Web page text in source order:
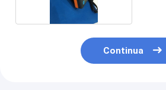
Continua